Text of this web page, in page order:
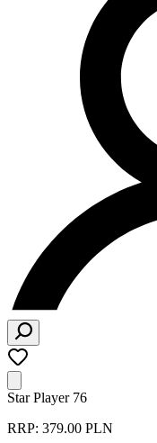
Star Player 76
RRP: 379.00 PLN